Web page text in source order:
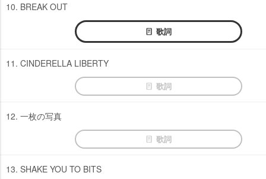
10. BREAK OUT
歌詞
11. CINDERELLA LIBERTY
歌詞
12. 一枚の写真
歌詞
13. SHAKE YOU TO BITS